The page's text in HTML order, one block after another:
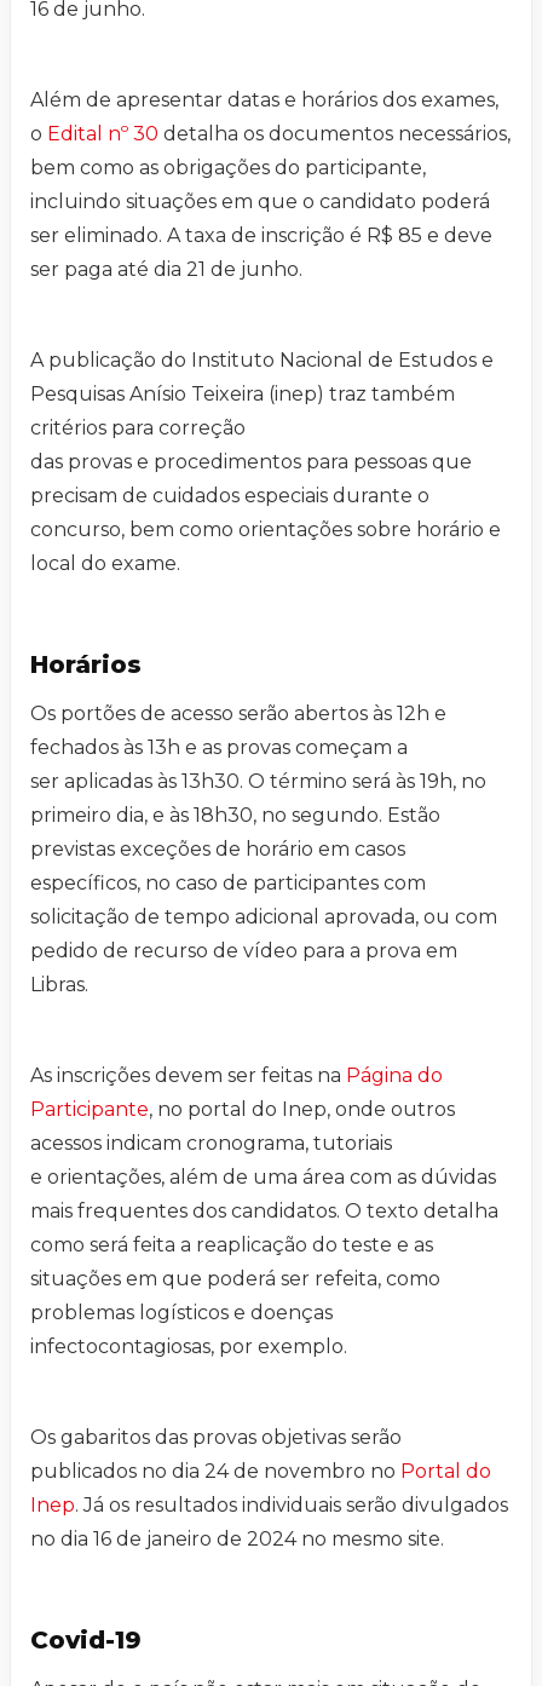
16 de junho.
Além de apresentar datas e horários dos exames,
o Edital nº 30 detalha os documentos necessários,
bem como as obrigações do participante,
incluindo situações em que o candidato poderá
ser eliminado. A taxa de inscrição é R$ 85 e deve
ser paga até dia 21 de junho.
A publicação do Instituto Nacional de Estudos e
Pesquisas Anísio Teixeira (inep) traz também
critérios para correção
das provas e procedimentos para pessoas que
precisam de cuidados especiais durante o
concurso, bem como orientações sobre horário e
local do exame.
Horários
Os portões de acesso serão abertos às 12h e
fechados às 13h e as provas começam a
ser aplicadas às 13h30. O término será às 19h, no
primeiro dia, e às 18h30, no segundo. Estão
previstas exceções de horário em casos
específicos, no caso de participantes com
solicitação de tempo adicional aprovada, ou com
pedido de recurso de vídeo para a prova em
Libras.
As inscrições devem ser feitas na Página do
Participante, no portal do Inep, onde outros
acessos indicam cronograma, tutoriais
e orientações, além de uma área com as dúvidas
mais frequentes dos candidatos. O texto detalha
como será feita a reaplicação do teste e as
situações em que poderá ser refeita, como
problemas logísticos e doenças
infectocontagiosas, por exemplo.
Os gabaritos das provas objetivas serão
publicados no dia 24 de novembro no Portal do
Inep. Já os resultados individuais serão divulgados
no dia 16 de janeiro de 2024 no mesmo site.
Covid-19